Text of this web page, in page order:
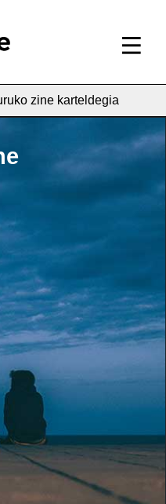
zine karteldegia